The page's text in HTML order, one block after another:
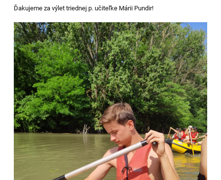
Ďakujeme za výlet triednej p. učiteľke Márii Pundir!